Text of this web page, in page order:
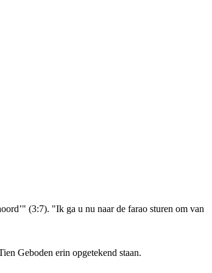
(3:7). "Ik ga u nu naar de farao sturen om van
Geboden erin opgetekend staan.